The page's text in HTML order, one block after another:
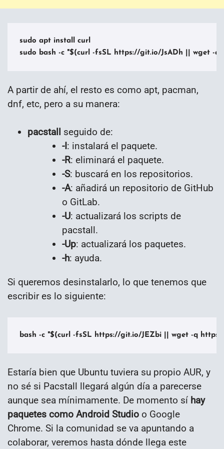
sudo apt install curl
sudo bash -c "$(curl -fsSL https://git.io/JsADh || wget -q
A partir de ahí, el resto es como apt, pacman,
dnf, etc, pero a su manera:
pacstall seguido de:
-I: instalará el paquete.
-R: eliminará el paquete.
-S: buscará en los repositorios.
-A: añadirá un repositorio de GitHub
o GitLab.
-U: actualizará los scripts de
pacstall.
-Up: actualizará los paquetes.
-h: ayuda.
Si queremos desinstalarlo, lo que tenemos que
escribir es lo siguiente:
bash -c "$(curl -fsSL https://git.io/JEZbi || wget -q
Estaría bien que Ubuntu tuviera su propio AUR, y
no sé si Pacstall llegará algún día a parecerse
aunque sea mínimamente. De momento sí hay
paquetes como Android Studio o Google
Chrome. Si la comunidad se va apuntando a
colaborar, veremos hasta dónde llega este